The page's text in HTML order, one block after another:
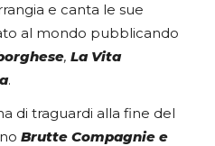
e canta le sue
al mondo pubblicando
, La Vita
.
di traguardi alla fine del
Brutte Compagnie e